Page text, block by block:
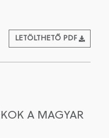
LETÖLTHETŐ PDF
A MAGYAR